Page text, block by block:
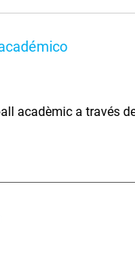
acadèmic a través